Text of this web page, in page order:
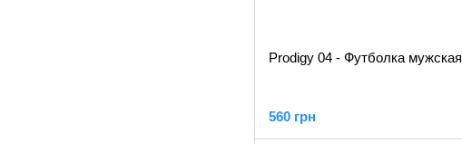
Prodigy 04 - Футболка мужская
560 грн